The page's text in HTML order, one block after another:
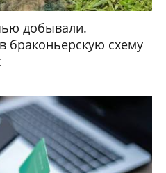
добывали.
браконьерскую схему